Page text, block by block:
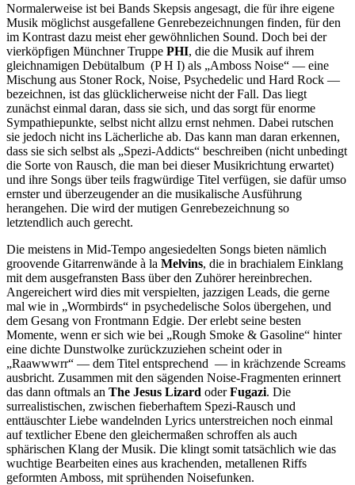
Normalerweise ist bei Bands Skepsis angesagt, die für ihre eigene
Musik möglichst ausgefallene Genrebezeichnungen finden, für den
im Kontrast dazu meist eher gewöhnlichen Sound. Doch bei der
vierköpfigen Münchner Truppe PHI, die die Musik auf ihrem
gleichnamigen Debütalbum (P H I) als „Amboss Noise“ — eine
Mischung aus Stoner Rock, Noise, Psychedelic und Hard Rock —
bezeichnen, ist das glücklicherweise nicht der Fall. Das liegt
zunächst einmal daran, dass sie sich, und das sorgt für enorme
Sympathiepunkte, selbst nicht allzu ernst nehmen. Dabei rutschen
sie jedoch nicht ins Lächerliche ab. Das kann man daran erkennen,
dass sie sich selbst als „Spezi-Addicts“ beschreiben (nicht unbedingt
die Sorte von Rausch, die man bei dieser Musikrichtung erwartet)
und ihre Songs über teils fragwürdige Titel verfügen, sie dafür umso
ernster und überzeugender an die musikalische Ausführung
herangehen. Die wird der mutigen Genrebezeichnung so
letztendlich auch gerecht.
Die meistens in Mid-Tempo angesiedelten Songs bieten nämlich
groovende Gitarrenwände à la Melvins, die in brachialem Einklang
mit dem ausgefransten Bass über den Zuhörer hereinbrechen.
Angereichert wird dies mit verspielten, jazzigen Leads, die gerne
mal wie in „Wormbirds“ in psychedelische Solos übergehen, und
dem Gesang von Frontmann Edgie. Der erlebt seine besten
Momente, wenn er sich wie bei „Rough Smoke & Gasoline“ hinter
eine dichte Dunstwolke zurückzuziehen scheint oder in
„Raawwwrr“ — dem Titel entsprechend — in krächzende Screams
ausbricht. Zusammen mit den sägenden Noise-Fragmenten erinnert
das dann oftmals an The Jesus Lizard oderFugazi. Die
surrealistischen, zwischen fieberhaftem Spezi-Rausch und
enttäuschter Liebe wandelnden Lyrics unterstreichen noch einmal
auf textlicher Ebene den gleichermaßen schroffen als auch
sphärischen Klang der Musik. Die klingt somit tatsächlich wie das
wuchtige Bearbeiten eines aus krachenden, metallenen Riffs
geformten Amboss, mit sprühenden Noisefunken.